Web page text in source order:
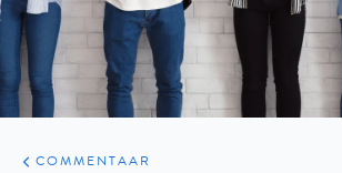
ARTIKELEN
OPINIE
COMMENTAAR